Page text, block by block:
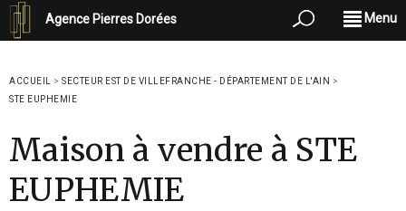
Agence Pierres Dorées Menu
ACCUEIL > SECTEUR EST DE VILLEFRANCHE - DÉPARTEMENT DE L'AIN >
STE EUPHEMIE
Maison à vendre à STE
EUPHEMIE